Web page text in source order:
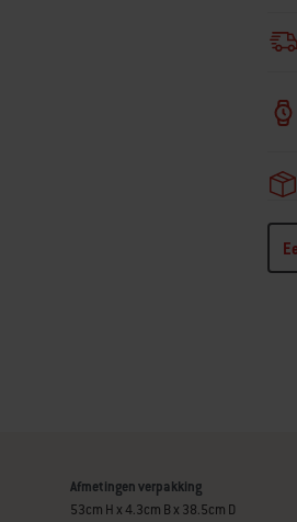
Afmetingen verpakking
53cm H x 4.3cm B x 38.5cm D